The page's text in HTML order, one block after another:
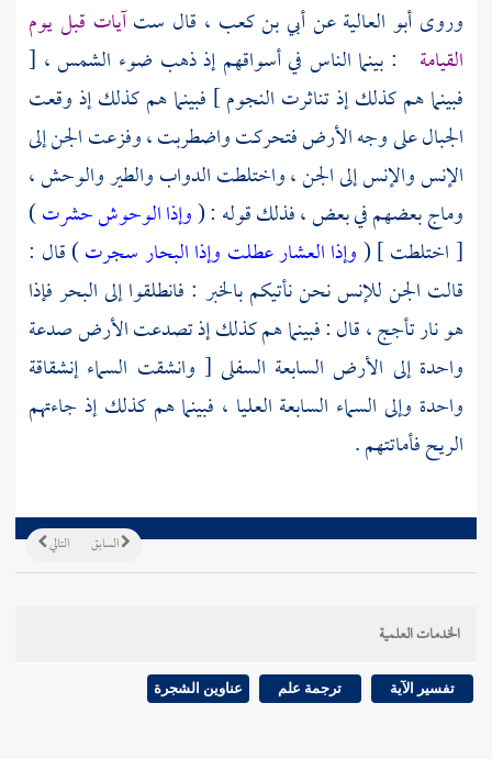
وروى أبو العاليةعنأبي بن كعب ، قال ستآيات قبل يوم
القيامة : بينما الناس في أسواقهم إذ ذهب ضوء الشمس ، [
فبينما هم كذلك إذ تناثرت النجوم ] فبينما هم كذلك إذ وقعت
الجبال على وجه الأرض فتحركت واضطربت ، وفزعت الجن إلى
الإنس والإنس إلى الجن ، واختلطت الدواب والطير والوحش ،
وماج بعضهم في بعض ، فذلك قوله : (وإذا الوحوش حشرت)
[ اختلطت ] (وإذا العشار عطلت وإذا البحار سجرت) قال :
قالت الجن للإنس نحن نأتيكم بالخبر : فانطلقوا إلى البحر فإذا
هو نار تأجج ، قال : فبينما هم كذلك إذ تصدعت الأرض صدعة
واحدة إلى الأرض السابعة السفلى [ وانشقت السماء إنشقاقة
واحدة وإلى السماء السابعة العليا ، فبينما هم كذلك إذ جاءتهم
الريح فأماتتهم .
التالي السابق
الخدمات العلمية
تفسير الآية ترجمة علم عناوين الشجرة